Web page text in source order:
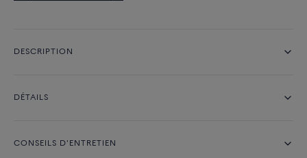
DESCRIPTION
DÉTAILS
CONSEILS D'ENTRETIEN